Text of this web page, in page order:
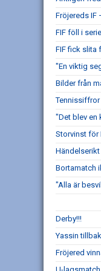
Fröjereds IF
FIF föll i
FIF fick slita
"En viktig
Bilder från
"Det blev en
Storvinst för
Händelserikt
Bortamatch
"Alla är
Derby!!!
Yassin
Fröjered